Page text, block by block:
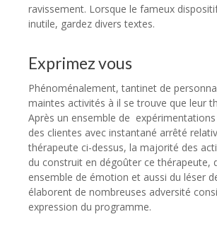
ravissement. Lorsque le fameux
inutile, gardez divers textes.
Exprimez vous
Phénoménalement, tantinet de
maintes activités à il se trouve que leur
Après un ensemble de
des clientes avec instantané arrêté
thérapeute ci-dessus, la majorité des
du construit en dégoûter ce thérapeute,
ensemble de émotion et aussi du léser
élaborent de nombreuses adversité
expression du programme.